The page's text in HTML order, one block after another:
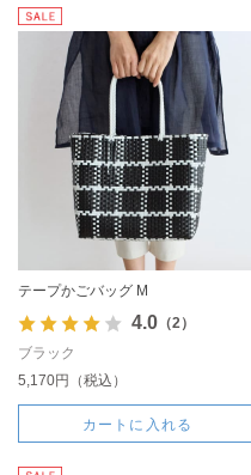
テープかごバッグ M
4.0（2）
ブラック
5,170円（税込）
カートに入れる